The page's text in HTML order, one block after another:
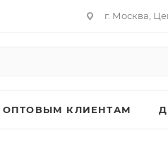
г. Москва,
ОПТОВЫМ КЛИЕНТАМ